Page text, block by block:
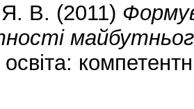
Я. В. (2011)
освіта: